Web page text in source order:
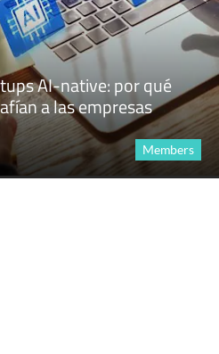
AI-native: por qué
a las empresas
Members